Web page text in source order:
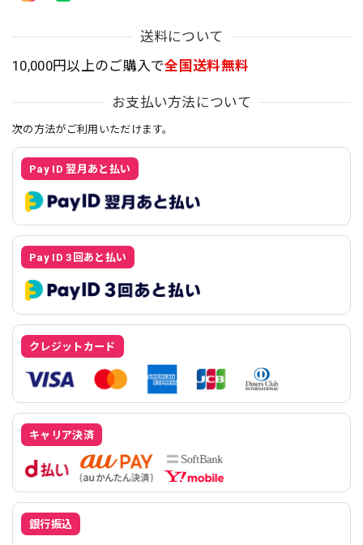
送料について
10,000円以上のご購入で全国送料無料
お支払い方法について
次の方法がご利用いただけます。
Pay ID 翌月あと払い
Pay ID 3回あと払い
クレジットカード
キャリア決済
銀行振込